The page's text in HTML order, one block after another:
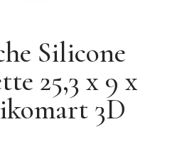
Silicone
25,3 x 9 x
3D